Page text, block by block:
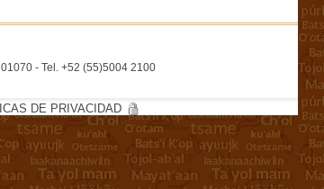
- Tel. +52 (55)5004 2100
DE PRIVACIDAD